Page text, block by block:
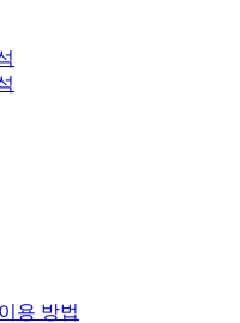
용 방법